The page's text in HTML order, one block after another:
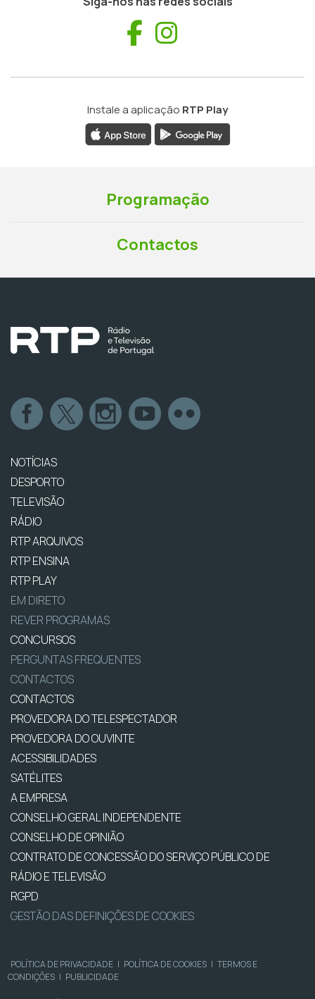
Facebook
Instale a aplicação RTP Play
Programação
Contactos
NOTÍCIAS
DESPORTO
TELEVISÃO
RÁDIO
RTP ARQUIVOS
RTP ENSINA
RTP PLAY
EM DIRETO
REVER PROGRAMAS
CONCURSOS
PERGUNTAS FREQUENTES
CONTACTOS
CONTACTOS
PROVEDORA DO TELESPECTADOR
PROVEDORA DO OUVINTE
ACESSIBILIDADES
SATÉLITES
A EMPRESA
CONSELHO GERAL INDEPENDENTE
CONSELHO DE OPINIÃO
CONTRATO DE CONCESSÃO DO SERVIÇO PÚBLICO DE
RÁDIO E TELEVISÃO
RGPD
GESTÃO DAS DEFINIÇÕES DE COOKIES
POLÍTICA DE PRIVACIDADE | POLÍTICA DE COOKIES | TERMOS E
CONDIÇÕES | PUBLICIDADE